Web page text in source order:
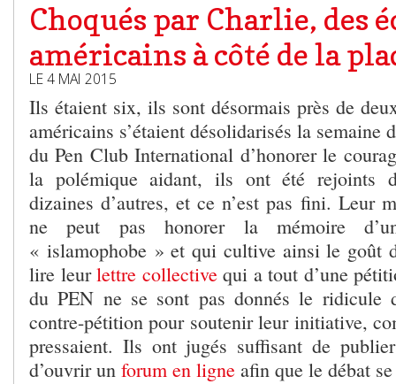
Choqués par Charlie, des
américains à côté de la
LE 4 MAI 2015
Ils étaient six, ils sont désormais près de
américains s’étaient désolidarisés la semaine
du Pen Club International d’honorer le
la polémique aidant, ils ont été rejoints
dizaines d’autres, et ce n’est pas fini. Leur
ne peut pas honorer la mémoire
« islamophobe » et qui cultive ainsi le goût
lire leurlettre collectivequi a tout d’une
du PEN ne se sont pas donnés le ridicule
contre-pétition pour soutenir leur initiative,
pressaient. Ils ont jugés suffisant de
d’ouvrir un forum en ligne afin que le débat